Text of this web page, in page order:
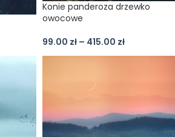
Konie panderoza drzewko
owocowe
99.00 zł – 415.00 zł